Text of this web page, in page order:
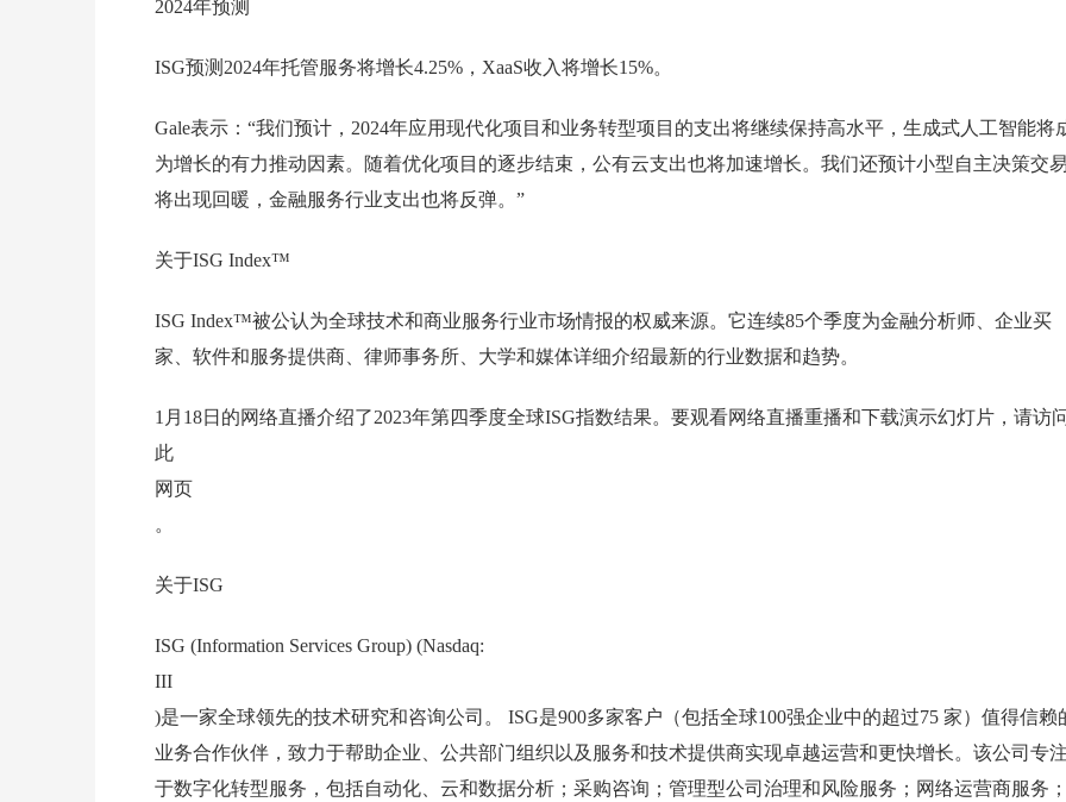
2024年预测
ISG预测2024年托管服务将增长4.25%，XaaS收入将增长15%。
Gale表示：“我们预计，2024年应用现代化项目和业务转型项目的支出将继续保持高水平，生成式人工智能将
为增长的有力推动因素。随着优化项目的逐步结束，公有云支出也将加速增长。我们还预计小型自主决策交易
将出现回暖，金融服务行业支出也将反弹。”
关于ISG Index™
ISG Index™被公认为全球技术和商业服务行业市场情报的权威来源。它连续85个季度为金融分析师、企业买
家、软件和服务提供商、律师事务所、大学和媒体详细介绍最新的行业数据和趋势。
1月18日的网络直播介绍了2023年第四季度全球ISG指数结果。要观看网络直播重播和下载演示幻灯片，请访
此
网页
。
关于ISG
ISG (Information Services Group) (Nasdaq:
III
)是一家全球领先的技术研究和咨询公司。 ISG是900多家客户（包括全球100强企业中的超过75 家）值得信赖
业务合作伙伴，致力于帮助企业、公共部门组织以及服务和技术提供商实现卓越运营和更快增长。该公司专注
于数字化转型服务，包括自动化、云和数据分析；采购咨询；管理型公司治理和风险服务；网络运营商服务；